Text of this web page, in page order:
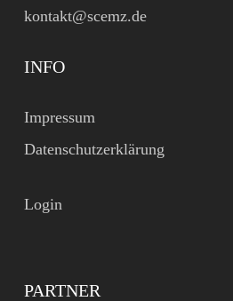
kontakt@scemz.de
INFO
Impressum
Datenschutzerklärung
Login
PARTNER